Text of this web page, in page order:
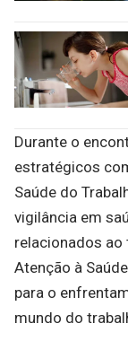
Durante o
estratégicos
Saúde do
vigilância em
relacionados ao
Atenção à
para o
mundo do